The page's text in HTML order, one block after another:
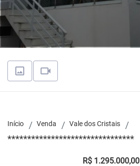
Início Venda Vale dos Cristais
********************************
R$ 1.295.000,00